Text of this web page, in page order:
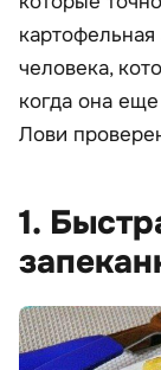
человека,
когда она
Лови
1.